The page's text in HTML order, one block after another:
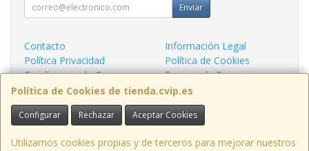
Política de Cookies de tienda.cvip.es
Configurar Rechazar Aceptar Cookies
Utilizamos cookies propias y de terceros para mejorar nuestros
Enviar
Contacto
Información Legal
Política Privacidad
Política de Cookies
Condiciones de Compra
Formas de Pago
¿Quienes Somos?
Contacto
tienda@cvip.es